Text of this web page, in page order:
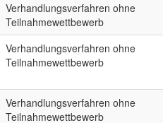
Verhandlungsverfahren ohne
Teilnahmewettbewerb
Verhandlungsverfahren ohne
Teilnahmewettbewerb
Verhandlungsverfahren ohne
Teilnahmewettbewerb